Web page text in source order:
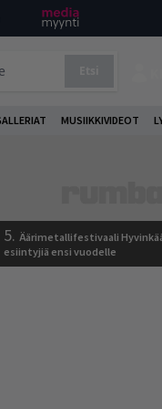
MUSIIKKIVIDEOT
5. Äärimetallifestivaali
esiintyjiä ensi vuodelle